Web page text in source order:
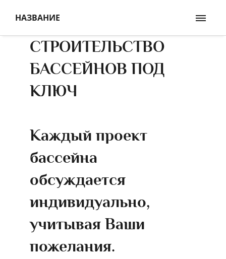
НАЗВАНИЕ
СТРОИТЕЛЬСТВО
БАССЕЙНОВ ПОД
КЛЮЧ
Каждый проект
бассейна
обсуждается
индивидуально,
учитывая Ваши
пожелания.